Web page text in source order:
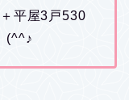
平屋3戸530
(^^♪